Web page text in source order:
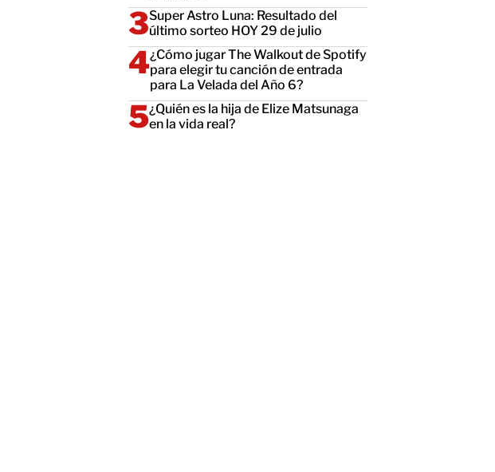
Super Astro Luna: Resultado del
último sorteo HOY 29 de julio
¿Cómo jugar The Walkout de Spotify
para elegir tu canción de entrada
para La Velada del Año 6?
¿Quién es la hija de Elize Matsunaga
en la vida real?